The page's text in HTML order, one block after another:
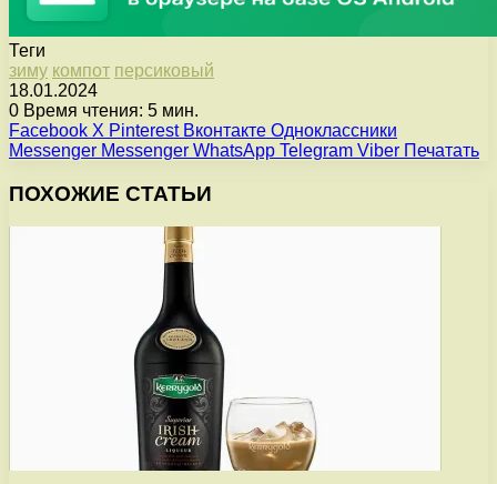
Теги
зиму компот персиковый
18.01.2024
0 Время чтения: 5 мин.
Facebook X Pinterest Вконтакте Одноклассники
Messenger Messenger WhatsApp Telegram Viber Печатать
ПОХОЖИЕ СТАТЬИ